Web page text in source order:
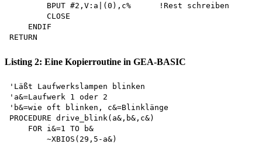
        BPUT #2,V:a|(0),c%      !Rest schreiben
        CLOSE
    ENDIF
Listing 2: Eine Kopierroutine in GEA-BASIC
'Läßt Laufwerkslampen blinken
'a&=Laufwerk 1 oder 2
'b&=wie oft blinken, c&=Blinklänge
PROCEDURE drive_blink(a&,b&,c&)
    FOR i&=1 TO b&
        ~XBIOS(29,5-a&)